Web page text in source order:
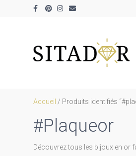
Facebook
PinterestInstagram
Email
Accueil / Produits identifiés
#plaqueor
Découvrez tous les bijoux en or